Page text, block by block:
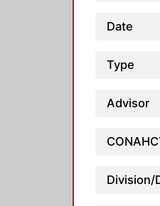
Date
Type
Advisor
Division/